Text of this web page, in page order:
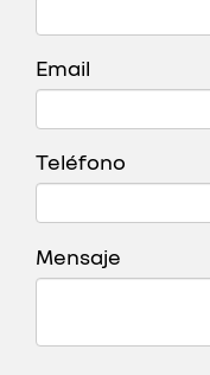
Email
Teléfono
Mensaje